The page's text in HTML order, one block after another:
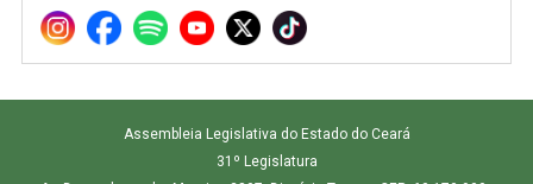
Assembleia Legislativa do Estado do Ceará
31º Legislatura